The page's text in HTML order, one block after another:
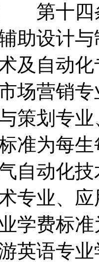
第十四
助设计
及自动
场营销
策划专
准为每
自动化
专业、
学费标
英语专